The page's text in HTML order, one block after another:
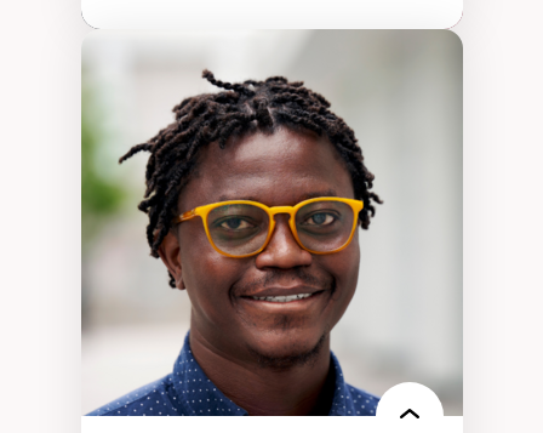
Expertises
Discours sur la ville et représentations
Mosquées, formes et usages au Canada
Reconnaissance et représentations des
communautés immigrantes dans l'espace
urbain
Design architectural et urbain
Patrimoine et patrimonialisation
Études postcoloniales et décolonisation des
savoirs